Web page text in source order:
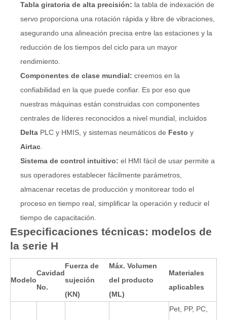
Tabla giratoria de alta precisión: la tabla de indexación de
servo proporciona una rotación rápida y libre de vibraciones,
asegurando una alineación precisa entre las estaciones y la
reducción de los tiempos del ciclo para un mayor
rendimiento.
Componentes de clase mundial: creemos en la
confiabilidad en la que puede confiar. Es por eso que
nuestras máquinas están construidas con componentes
centrales de líderes reconocidos a nivel mundial, incluidos
Delta PLC y HMIS, y sistemas neumáticos de Festo y
Airtac
Sistema de control intuitivo: el HMI fácil de usar permite a
sus operadores establecer fácilmente parámetros,
almacenar recetas de producción y monitorear todo el
proceso en tiempo real, simplificar la operación y reducir el
tiempo de capacitación.
Especificaciones técnicas: modelos de
la serie H
Modelo
Cavidad
No.
Fuerza de
sujeción
(KN)
Máx. Volumen
del producto
(ML)
Materiales
aplicables
Pet, PP, PC,